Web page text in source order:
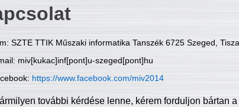
SZTE TTIK Műszaki informatika Tanszék 6725 Szeged,
miv[kukac]inf[pont]u-szeged[pont]hu
https://www.facebook.com/miv2014
további kérdése lenne, kérem forduljon bártan